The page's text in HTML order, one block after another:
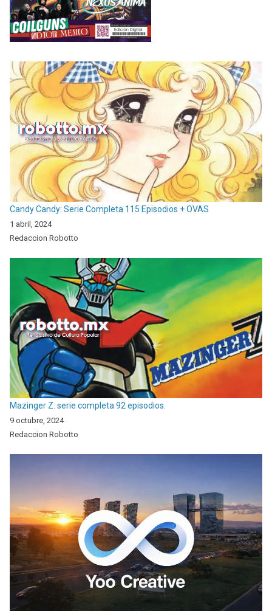
Candy Candy: Serie Completa 115 Episodios + OVAS
1 abril, 2024
Redaccion Robotto
Mazinger Z: serie completa 92 episodios.
9 octubre, 2024
Redaccion Robotto